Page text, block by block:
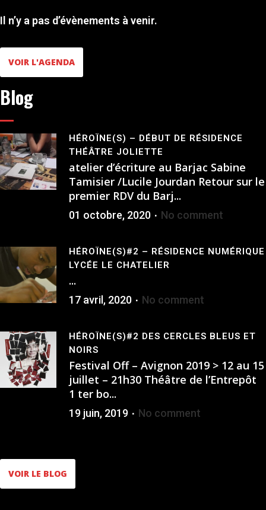
Il n’y a pas d’évènements à venir.
VOIR L'AGENDA
Blog
HÉROÏNE(S) – DÉBUT DE RÉSIDENCE
THÉÂTRE JOLIETTE
atelier d’écriture au Barjac Sabine
Tamisier /Lucile Jourdan Retour sur le
premier RDV du Barj...
01 octobre, 2020 No comment
HÉROÏNE(S)#2 – RÉSIDENCE NUMÉRIQUE
LYCÉE LE CHATELIER
...
17 avril, 2020 No comment
HÉROÏNE(S)#2 DES CERCLES BLEUS ET
NOIRS
Festival Off – Avignon 2019 > 12 au 15
juillet – 21h30 Théâtre de l’Entrepôt
1 ter bo...
19 juin, 2019 No comment
VOIR LE BLOG